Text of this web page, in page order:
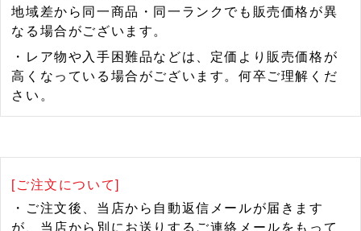
地域差から同一商品・同一ランクでも販売価格が異
なる場合がございます。
・レア物や入手困難品などは、定価より販売価格が
高くなっている場合がございます。何卒ご理解くだ
さい。
[ご注文について]
・ご注文後、当店から自動返信メールが届きます
が、当店から別にお送りするご連絡メールをもって